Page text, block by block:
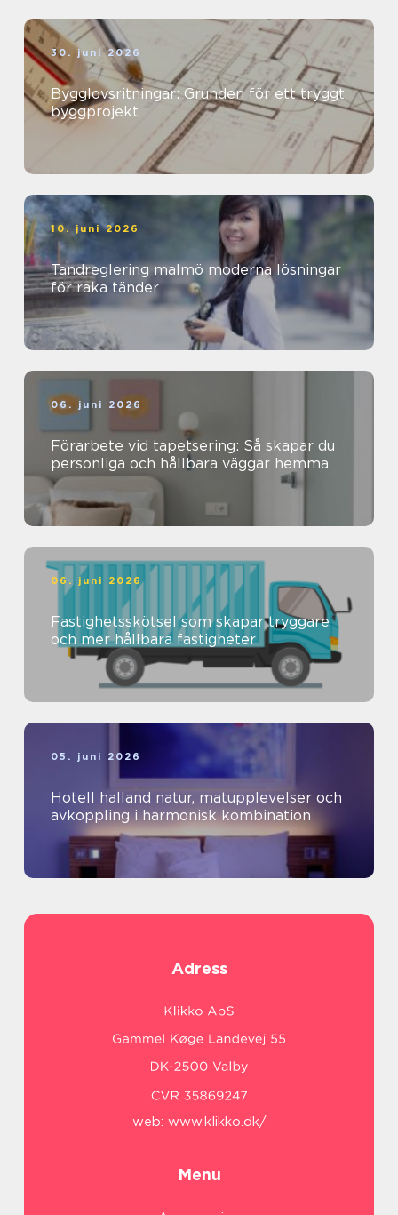
30. juni 2026
Bygglovsritningar: Grunden för ett tryggt
byggprojekt
10. juni 2026
Tandreglering malmö moderna lösningar
för raka tänder
06. juni 2026
Förarbete vid tapetsering: Så skapar du
personliga och hållbara väggar hemma
06. juni 2026
Fastighetsskötsel som skapar tryggare
och mer hållbara fastigheter
05. juni 2026
Hotell halland natur, matupplevelser och
avkoppling i harmonisk kombination
Adress
web: www.klikko.dk/
Menu